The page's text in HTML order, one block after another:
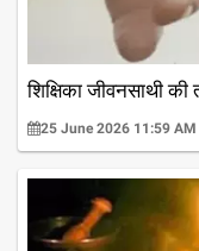
शिक्षिका जीवनसाथी
25 June 2026 11:59 AM